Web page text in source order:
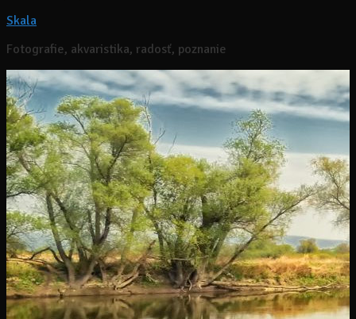
Skala
Fotografie, akvaristika, radosť, poznanie